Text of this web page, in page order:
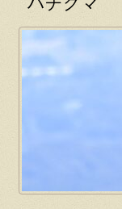
ハチクマ